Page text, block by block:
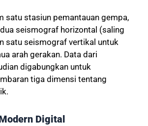
satu stasiun pemantauan gempa,
seismograf horizontal (saling
satu seismograf vertikal untuk
arah gerakan. Data dari
digabungkan untuk
tiga dimensi tentang
Digital